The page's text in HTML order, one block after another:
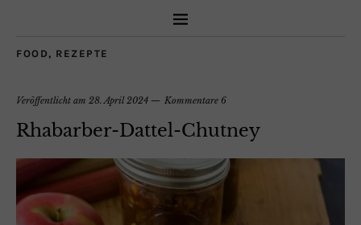
FOOD , REZEPTE
Veröffentlicht am 28. April 2024 Kommentare 6
Rhabarber-Dattel-Chutney